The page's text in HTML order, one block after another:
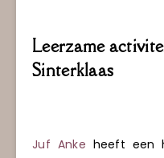
Leerzame
Sinterklaas
Juf Anke heeft een